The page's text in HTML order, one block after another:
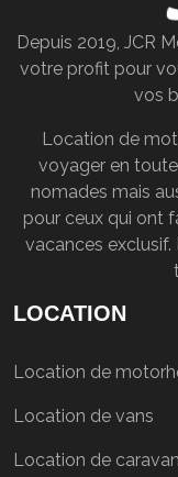
Depuis 2019, JCR
votre profit pour
vos
Location de
voyager en
nomades mais
pour ceux qui ont
vacances
LOCATION
Location de
Location de vans
Location de